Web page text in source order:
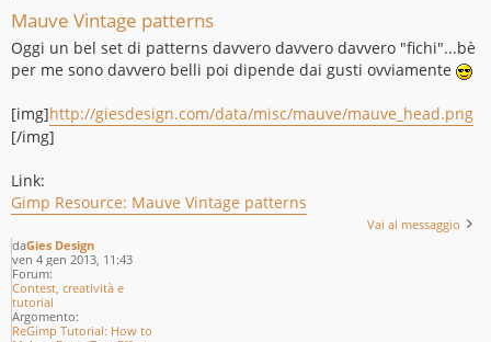
Mauve Vintage patterns
Oggi un bel set di patterns davvero davvero davvero "fichi"...bè
per me sono davvero belli poi dipende dai gusti ovviamente
[img]http://giesdesign.com/data/misc/mauve/mauve_head.png
[/img]
Link:
Gimp Resource: Mauve Vintage patterns
Vai al messaggio
daGies Design
ven 4 gen 2013, 11:43
Forum:
Contest, creatività e
tutorial
Argomento:
ReGimp Tutorial: How to